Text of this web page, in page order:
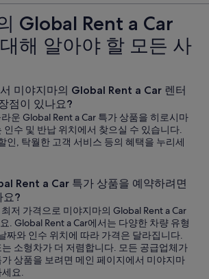
Global Rent a Car
해 알아야 할 모든 사
미야지마의 Global Rent a Car 렌터
점이 있나요?
운 Global Rent a Car 특가 상품을 히로시마
인수 및 반납 위치에서 찾으실 수 있습니다.
인, 탁월한 고객 서비스 등의 혜택을 누리세
Rent a Car 특가 상품을 예약하려면
요?
저 가격으로 미야지마의 Global Rent a Car
. Global Rent a Car에서는 다양한 차량 유형
짜와 인수 위치에 따라 가격은 달라집니다.
소형차가 더 저렴합니다. 모든 공급업체가
상품을 보려면 메인 페이지에서 미야지마
요.